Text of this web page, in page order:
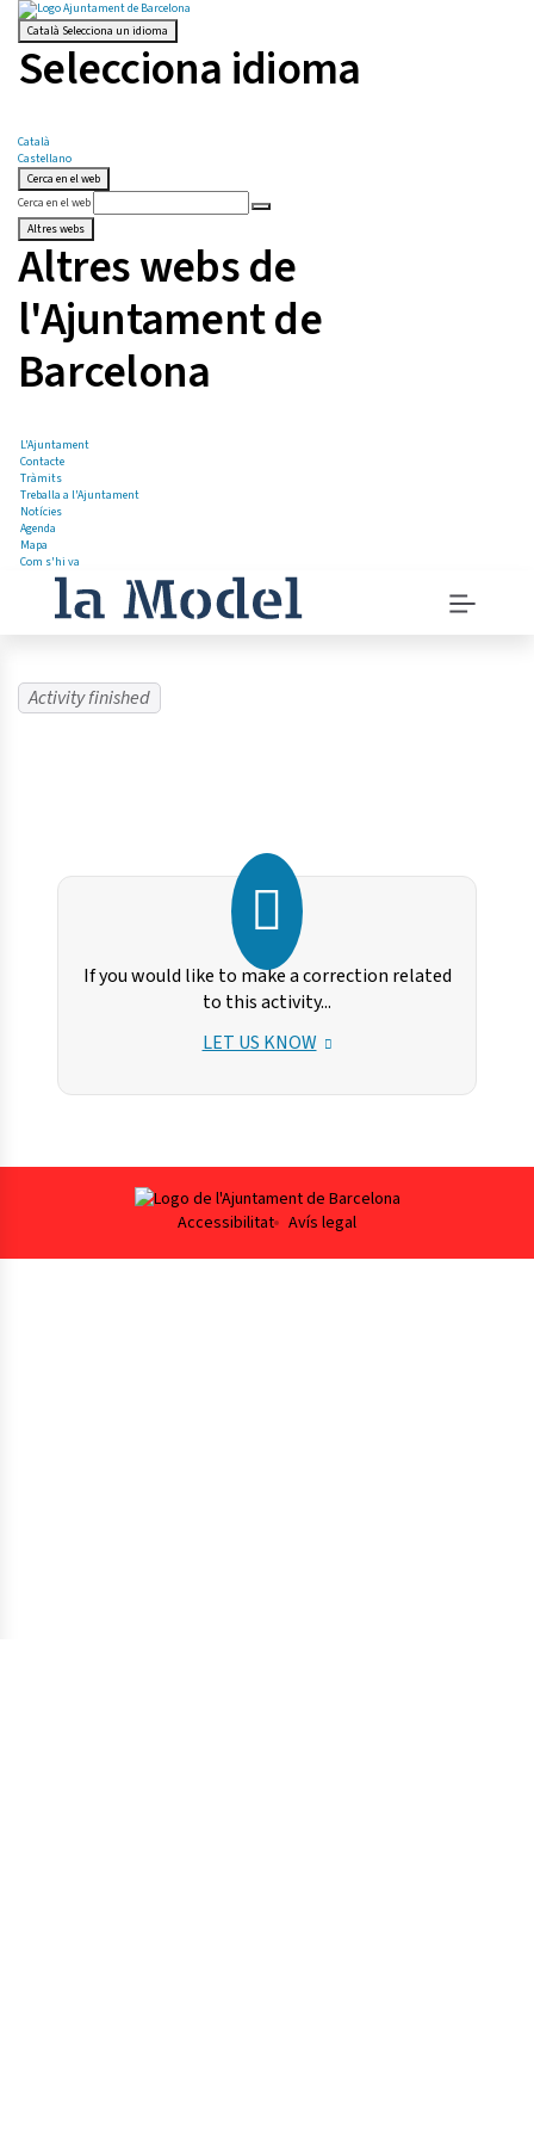
Català Selecciona un idioma
Selecciona idioma
Català
Castellano
Cerca en el web
Cerca en el web
Altres webs
Altres webs de
l'Ajuntament de
Barcelona
L'Ajuntament
Contacte
Tràmits
Treballa a l'Ajuntament
Notícies
Agenda
Mapa
Com s'hi va
instructions
Menu
Activity finished
If you would like to make a correction related
to this activity...
LET US KNOW
Accessibilitat Avís legal